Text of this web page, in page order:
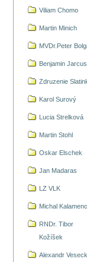
Viliam Chomo
Martin Minich
MVDr.Peter
Benjamin
Zdruzenie
Karol Surový
Lucia Strelková
Martin Stohl
Oskar Elschek
Jan Madaras
LZ VLK
Michal
RNDr. Tibor
Kožíšek
Alexandr